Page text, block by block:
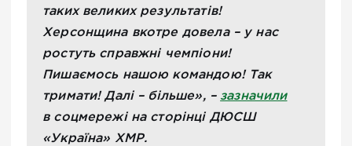
таких великих результатів!
Херсонщина вкотре довела – у нас
ростуть справжні чемпіони!
Пишаємось нашою командою! Так
тримати! Далі – більше», – зазначили
в соцмережі на сторінці ДЮСШ
«Україна» ХМР.